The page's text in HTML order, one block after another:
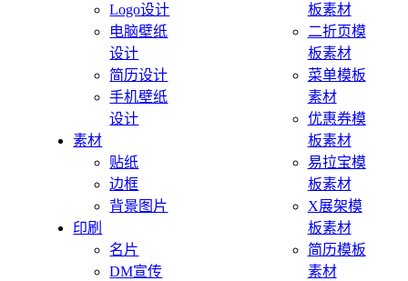
Logo设计
电脑壁纸
设计
简历设计
手机壁纸
设计
素材
贴纸
边框
背景图片
印刷
名片
DM宣传
板素材
二折页模
板素材
菜单模板
素材
优惠券模
板素材
易拉宝模
板素材
X展架模
板素材
简历模板
素材